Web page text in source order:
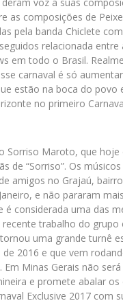
as composições de
pela banda Chiclete
relacionada entre
em todo o Brasil.
carnaval é só
estão na boca do povo
no primeiro
Sorriso Maroto, que
de “Sorriso”. Os
amigos no Grajaú,
e não pararam
é considerada uma das
trabalho do grupo
uma grande turnê
de 2016 e que vem
Em Minas Gerais não
e promete abalar
Exclusive 2017 com